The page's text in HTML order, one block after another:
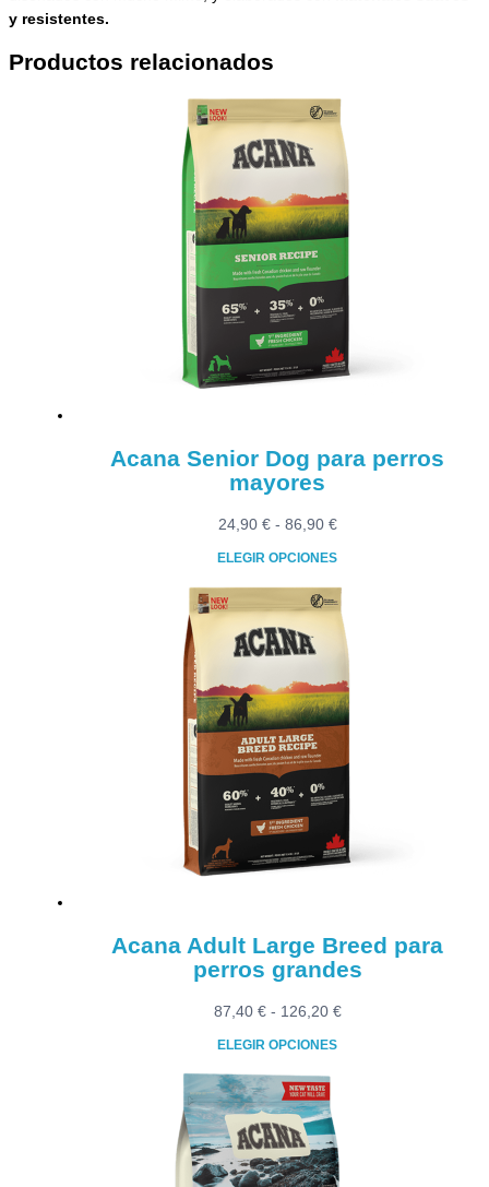
y resistentes.
Productos relacionados
Acana Senior Dog para perros
mayores
24,90 € - 86,90 €Rango
desde
24,90 €
hasta
ELEGIR OPCIONES
Este
producto
tiene
variantes.
Las
opciones
se
pueden
elegir
en
la
Acana Adult Large Breed para
perros grandes
87,40 € - 126,20 €Rango
ELEGIR OPCIONES
Este
producto
tiene
múltiples
variantes.